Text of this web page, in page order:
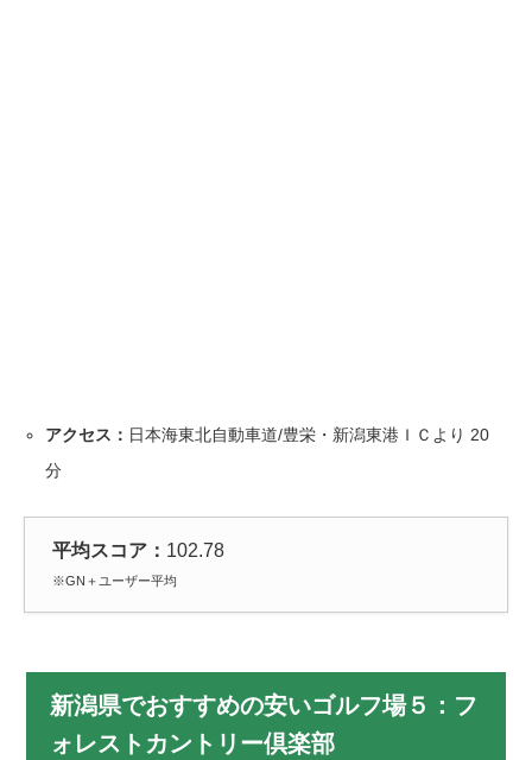
アクセス： 日本海東北自動車道/豊栄・新潟東港ＩＣより20
分
平均スコア： 102.78
※GN＋ユーザー平均
新潟県でおすすめの安いゴルフ場５：フ
ォレストカントリー倶楽部